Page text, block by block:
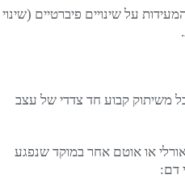
על שינויים פיברטיים (שינוי
משיתוק קבוע חד צדדי של עצב
או אוטם אחר במוקד שנפגע
דם: